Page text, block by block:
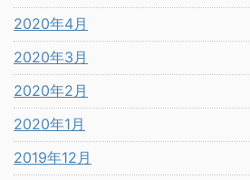
2020年4月
2020年3月
2020年2月
2020年1月
2019年12月